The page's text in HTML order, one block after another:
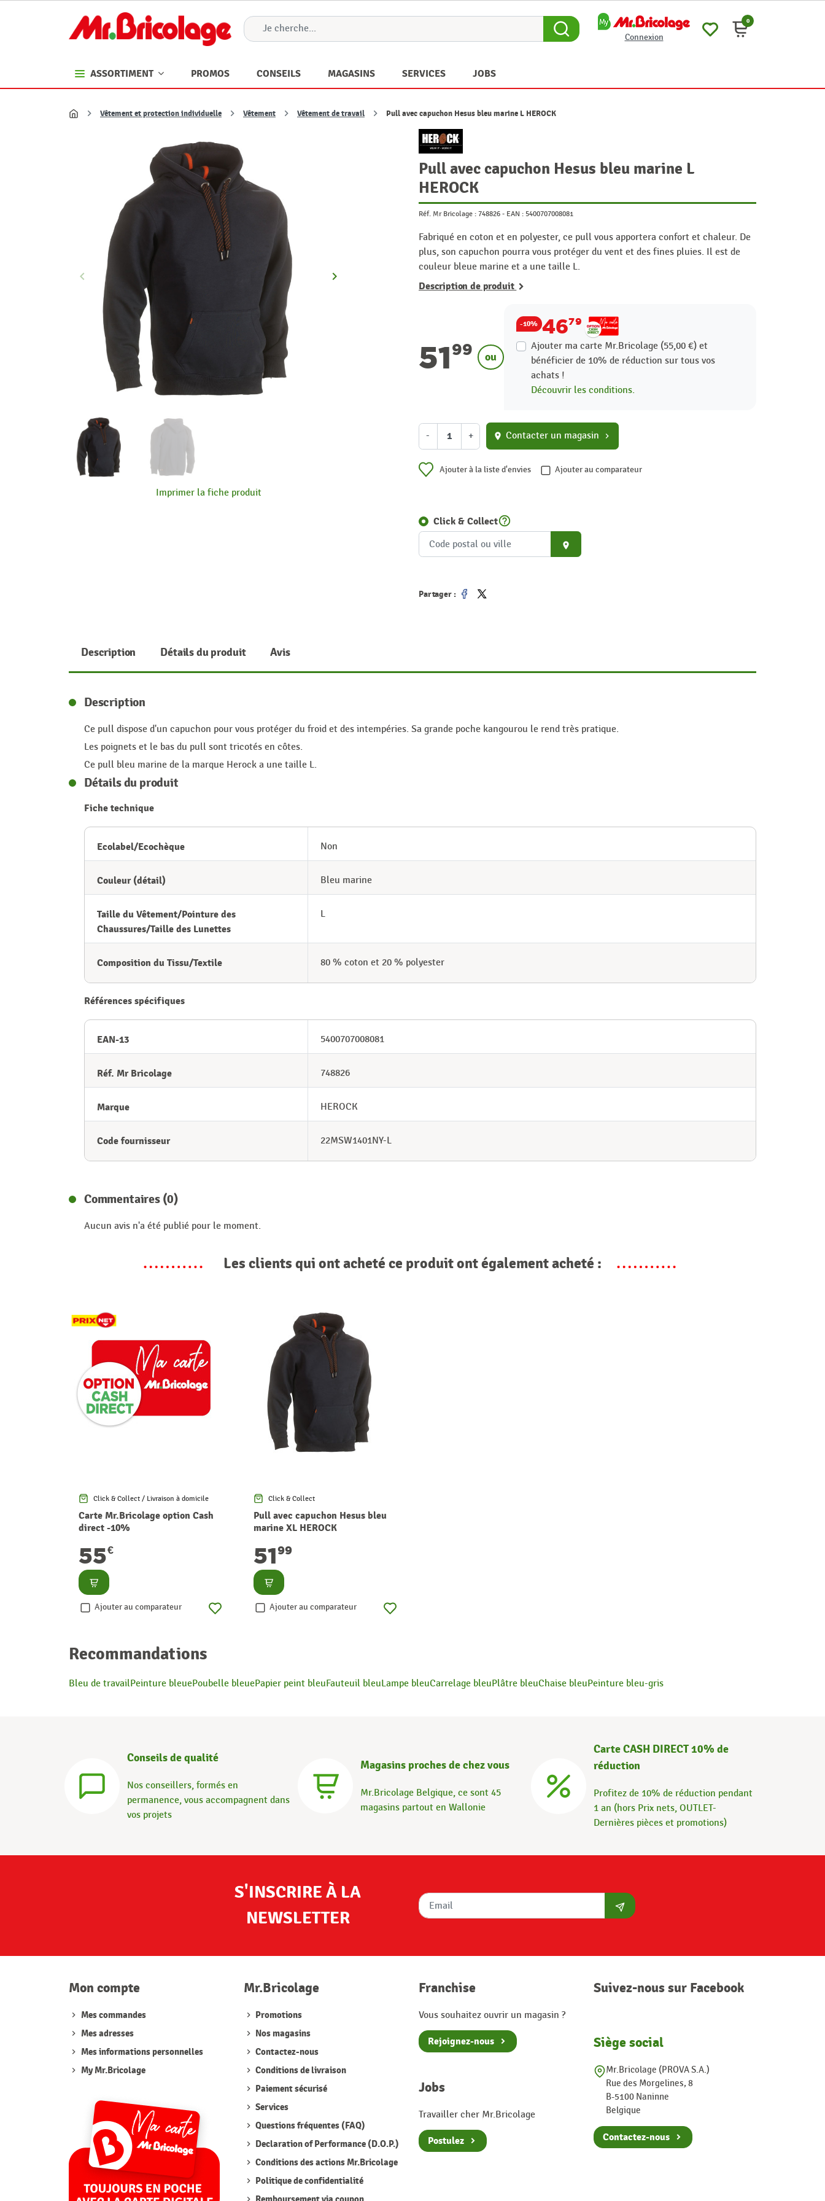
Connexion
0
ASSORTIMENT PROMOS CONSEILS MAGASINS SERVICES JOBS
Accueil
Vêtement et protection individuelle Vêtement Vêtement de travail Pull avec capuchon Hesus bleu marine L HEROCK
Précédent
keyboard_arrow_left Suivant
keyboard_arrow_right
Imprimer la fiche produit
Pull avec capuchon Hesus bleu marine L
HEROCK
Réf. Mr Bricolage : 748826 - EAN : 5400707008081
Fabriqué en coton et en polyester, ce pull vous apportera confort et chaleur. De
plus, son capuchon pourra vous protéger du vent et des fines pluies. Il est de
couleur bleue marine et a une taille L.
Description de produit
5199 ou
-10% 4679
Ajouter ma carte Mr.Bricolage (55,00 €) et
bénéficier de 10% de réduction sur tous vos
achats !
Découvrir les conditions.
- + location_on Contacter un magasin chevron_right
Ajouter à la liste d'envies Ajouter au comparateur
Click & Collecthelp_outline
place
Partager :
Description Détails du produit Avis
Description
Ce pull dispose d'un capuchon pour vous protéger du froid et des intempéries. Sa grande poche kangourou le rend très pratique.
Les poignets et le bas du pull sont tricotés en côtes.
Ce pull bleu marine de la marque Herock a une taille L.
Détails du produit
Fiche technique
Ecolabel/Ecochèque Non
Couleur (détail) Bleu marine
Taille du Vêtement/Pointure des
Chaussures/Taille des Lunettes
L
Composition du Tissu/Textile 80 % coton et 20 % polyester
Références spécifiques
EAN-13 5400707008081
Réf. Mr Bricolage 748826
Marque HEROCK
Code fournisseur 22MSW1401NY-L
Commentaires (0)
Aucun avis n'a été publié pour le moment.
Les clients qui ont acheté ce produit ont également acheté :
Click & Collect / Livraison à domicile
Carte Mr.Bricolage option Cash
direct -10%
55€
Consulter
Ajouter au comparateur
Click & Collect
Pull avec capuchon Hesus bleu
marine XL HEROCK
5199
Consulter
Ajouter au comparateur
Recommandations
Bleu de travailPeinture bleuePoubelle bleuePapier peint bleuFauteuil bleuLampe bleuCarrelage bleuPlâtre bleuChaise bleuPeinture bleu-gris
Conseils de qualité
Nos conseillers, formés en
permanence, vous accompagnent dans
vos projets
Magasins proches de chez vous
Mr.Bricolage Belgique, ce sont 45
magasins partout en Wallonie
Carte CASH DIRECT 10% de
réduction
Profitez de 10% de réduction pendant
1 an (hors Prix nets, OUTLET-
Dernières pièces et promotions)
S'INSCRIRE À LA
NEWSLETTER
S'abonner
Mon compte
Mes commandes
Mes adresses
Mes informations personnelles
My Mr.Bricolage
Mr.Bricolage
Promotions
Nos magasins
Contactez-nous
Conditions de livraison
Paiement sécurisé
Services
Questions fréquentes (FAQ)
Declaration of Performance (D.O.P.)
Conditions des actions Mr.Bricolage
Politique de confidentialité
Franchise
Vous souhaitez ouvrir un magasin ?
Rejoignez-nous
Jobs
Travailler cher Mr.Bricolage
Postulez
Suivez-nous sur Facebook
Siège social
Mr.Bricolage (PROVA S.A.)
Rue des Morgelines, 8
B-5100 Naninne
Belgique
Contactez-nous